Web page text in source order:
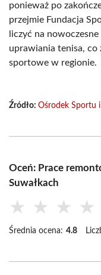
ponieważ po
przejmie Fundacja
liczyć na
uprawiania tenisa,
sportowe w regionie.
Źródło: Ośrodek Sportu i
Oceń: Prace
Suwałkach
★ ★ ★ ★
Średnia ocena: 4.8